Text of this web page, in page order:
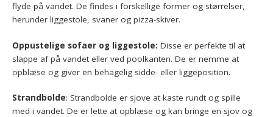
flyde på vandet. De findes i forskellige former og størrelser,
herunder liggestole, svaner og pizza-skiver.
Oppustelige sofaer og liggestole: Disse er perfekte til at
slappe af på vandet eller ved poolkanten. De er nemme at
opblæse og giver en behagelig sidde- eller liggeposition.
Strandbolde: Strandbolde er sjove at kaste rundt og spille
med i vandet. De er lette at opblæse og kan bringe en sjov og